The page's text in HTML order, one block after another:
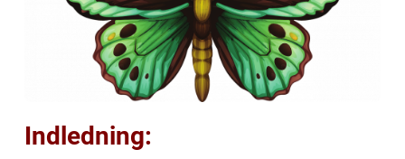
Indledning: